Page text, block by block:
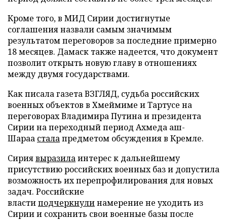
Кроме того, в МИД Сирии достигнутые
соглашения назвали самым значимым
результатом переговоров за последние примерно
18 месяцев. Дамаск также надеется, что документ
позволит открыть новую главу в отношениях
между двумя государствами.
Как писала газета ВЗГЛЯД, судьба российских
военных объектов в Хмеймиме и Тартусе на
переговорах Владимира Путина и президента
Сирии на переходный период Ахмеда аш-
Шараа сталапредметом обсуждения в Кремле.
Сириявыразилаинтерес к дальнейшему
присутствию российских военных баз и допустила
возможность их перепрофилирования для новых
задач. Российские
властиподчеркнулинамерение не уходить из
Сирии и сохранить свои военные базы после